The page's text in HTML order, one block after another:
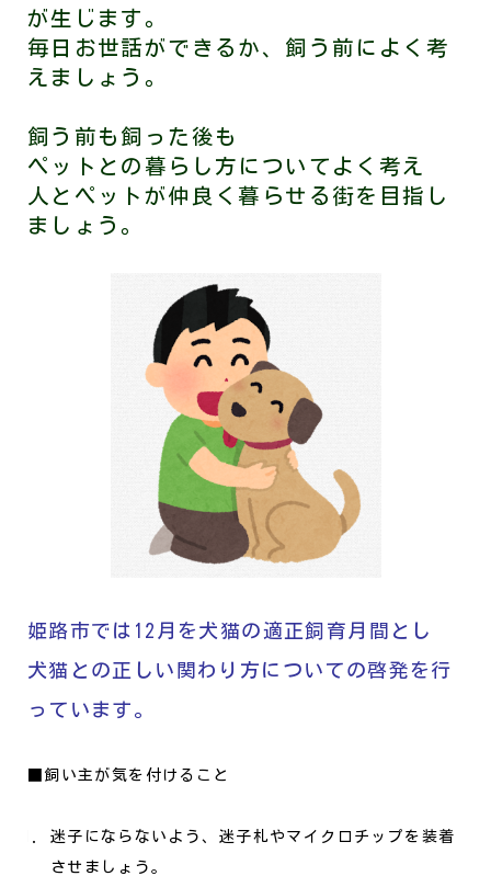
が生じます。
毎日お世話ができるか、飼う前によく考
えましょう。
飼う前も飼った後も
ペットとの暮らし方についてよく考え
人とペットが仲良く暮らせる街を目指し
ましょう。
姫路市では12月を犬猫の適正飼育月間とし
犬猫との正しい関わり方についての啓発を行
っています。
■飼い主が気を付けること
迷子にならないよう、迷子札やマイクロチップを装着
させましょう。